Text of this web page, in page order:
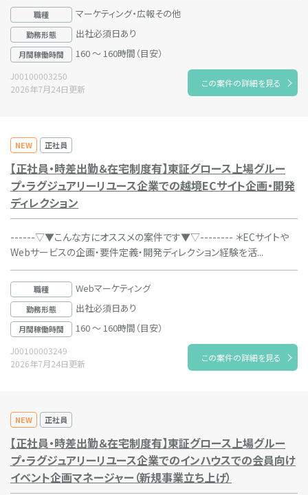
職種 マーケティング・広報その他
勤務形態 出社必須日あり
月間稼働時間 160 ～ 160時間（目安）
J00100003250
2026年7月24日更新
この案件の詳細を見る
NEW 正社員
【正社員・時差出勤＆在宅制度有】東証グロース上場グルー
プ・ラグジュアリーリユース企業での越境ECサイト企画・開発
ディレクション
------▽▼こんな方にオススメの案件です▼▽-------- ＊ECサイトや
Webサービスの企画・要件定義・開発ディレクション経験を活...
職種 Webマーケティング
勤務形態 出社必須日あり
月間稼働時間 160 ～ 160時間（目安）
J00100003249
2026年7月24日更新
この案件の詳細を見る
NEW 正社員
【正社員・時差出勤＆在宅制度有】東証グロース上場グルー
プ・ラグジュアリーリユース企業でのインハウスでの会員向け
イベント企画マネージャー（新規事業立ち上げ）